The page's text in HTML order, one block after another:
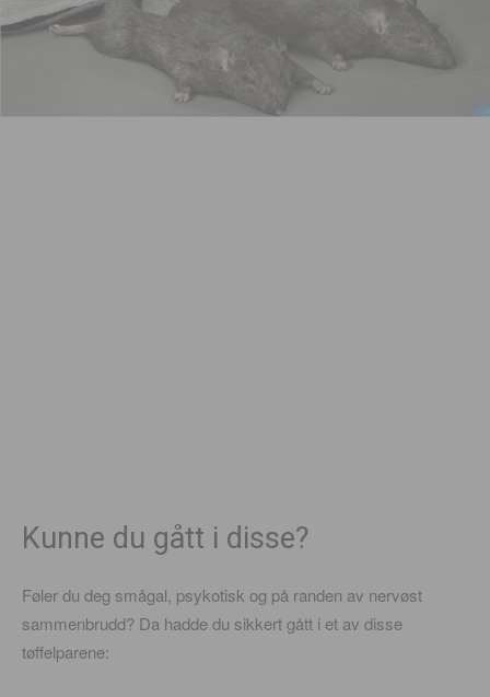
Kunne du gått i disse?
Føler du deg smågal, psykotisk og på randen av nervøst
sammenbrudd? Da hadde du sikkert gått i et av disse
tøffelparene: